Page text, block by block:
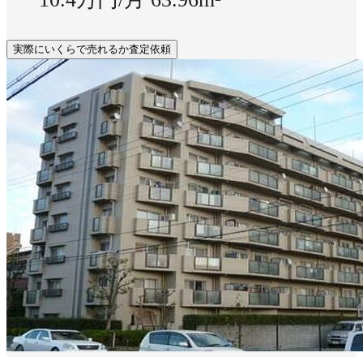
実際にいくらで売れるか査定依頼